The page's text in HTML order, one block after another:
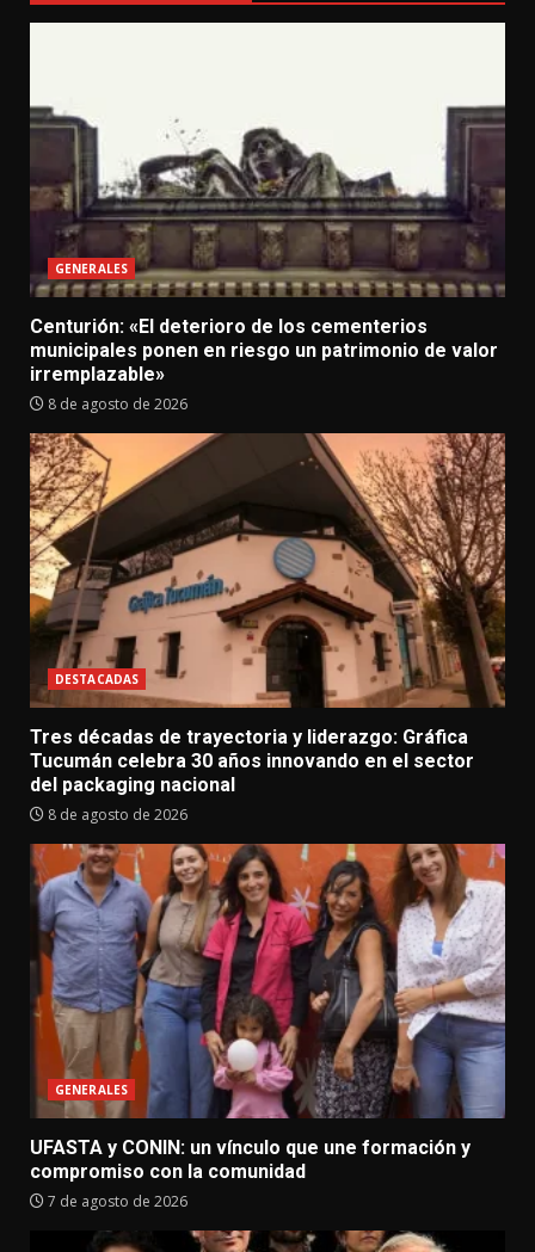
GENERALES
Centurión: «El deterioro de los cementerios
municipales ponen en riesgo un patrimonio de valor
irremplazable»
8 de agosto de 2026
DESTACADAS
Tres décadas de trayectoria y liderazgo: Gráfica
Tucumán celebra 30 años innovando en el sector
del packaging nacional
8 de agosto de 2026
GENERALES
UFASTA y CONIN: un vínculo que une formación y
compromiso con la comunidad
7 de agosto de 2026